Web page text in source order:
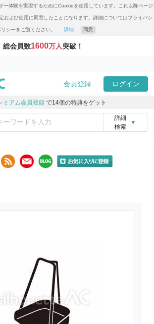
ー体験を実現するためにCookieを使用しています。これ以降ページ
および使用に同意したことになります。詳細についてはプライバシ
リシーをご覧ください。 詳細 同意
総会員数1600万人突破！
会員登録 ログイン
ミアム会員登録 で14個の特典をゲット
詳細
検索
▼